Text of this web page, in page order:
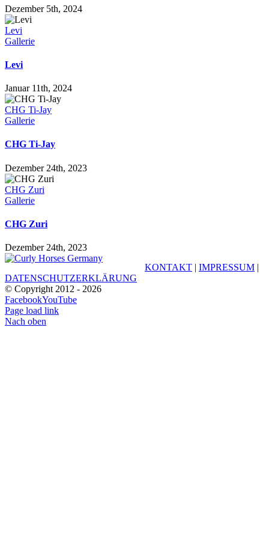
Dezember 5th, 2024
Levi
Gallerie
Levi
Januar 11th, 2024
CHG Ti-Jay
Gallerie
CHG Ti-Jay
Dezember 24th, 2023
CHG Zuri
Gallerie
CHG Zuri
Dezember 24th, 2023
KONTAKT | IMPRESSUM |
DATENSCHUTZERKLÄRUNG
© Copyright 2012 - 2026
FacebookYouTube
Page load link
Nach oben